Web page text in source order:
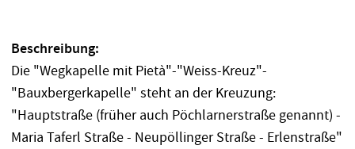
Beschreibung:
Die "Wegkapelle mit Pietà"-"Weiss-Kreuz"-
"Bauxbergerkapelle" steht an der Kreuzung:
"Hauptstraße (früher auch Pöchlarnerstraße genannt) -
Maria Taferl Straße - Neupöllinger Straße - Erlenstraße"